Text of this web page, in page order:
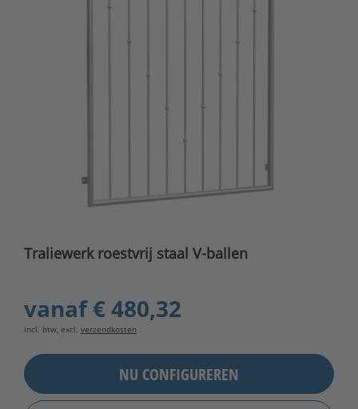
Traliewerk roestvrij staal V-ballen
vanaf€ 480,32
incl. btw, excl. verzendkosten
NU CONFIGUREREN